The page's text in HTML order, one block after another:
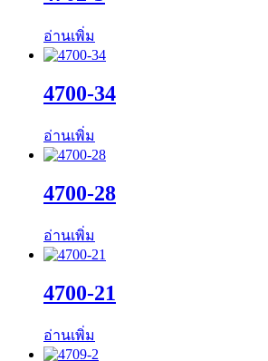
อ่านเพิ่ม
4700-34
อ่านเพิ่ม
4700-28
อ่านเพิ่ม
4700-21
อ่านเพิ่ม